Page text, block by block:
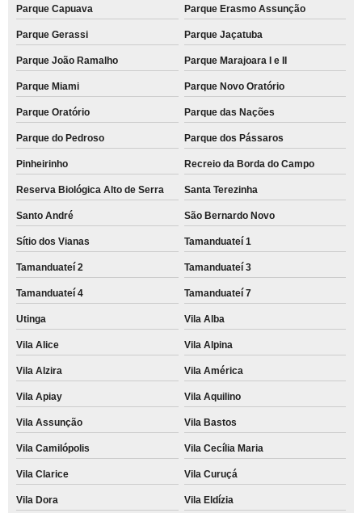
Parque Capuava Parque Erasmo Assunção
Parque Gerassi Parque Jaçatuba
Parque João Ramalho Parque Marajoara I e II
Parque Miami Parque Novo Oratório
Parque Oratório Parque das Nações
Parque do Pedroso Parque dos Pássaros
Pinheirinho Recreio da Borda do Campo
Reserva Biológica Alto de Serra Santa Terezinha
Santo André São Bernardo Novo
Sítio dos Vianas Tamanduateí 1
Tamanduateí 2 Tamanduateí 3
Tamanduateí 4 Tamanduateí 7
Utinga Vila Alba
Vila Alice Vila Alpina
Vila Alzira Vila América
Vila Apiay Vila Aquilino
Vila Assunção Vila Bastos
Vila Camilópolis Vila Cecília Maria
Vila Clarice Vila Curuçá
Vila Dora Vila Eldízia